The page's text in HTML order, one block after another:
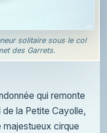
solitaire sous le col
des Garrets.
qui remonte
la Petite Cayolle,
majestueux cirque